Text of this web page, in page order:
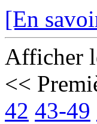
[En
Afficher
<<
42 43-49